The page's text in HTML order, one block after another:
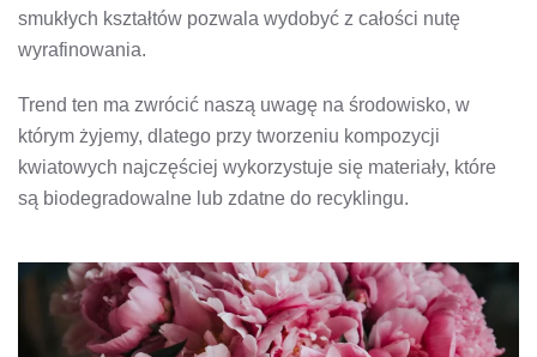
smukłych kształtów pozwala wydobyć z całości nutę
wyrafinowania.
Trend ten ma zwrócić naszą uwagę na środowisko, w
którym żyjemy, dlatego przy tworzeniu kompozycji
kwiatowych najczęściej wykorzystuje się materiały, które
są biodegradowalne lub zdatne do recyklingu.